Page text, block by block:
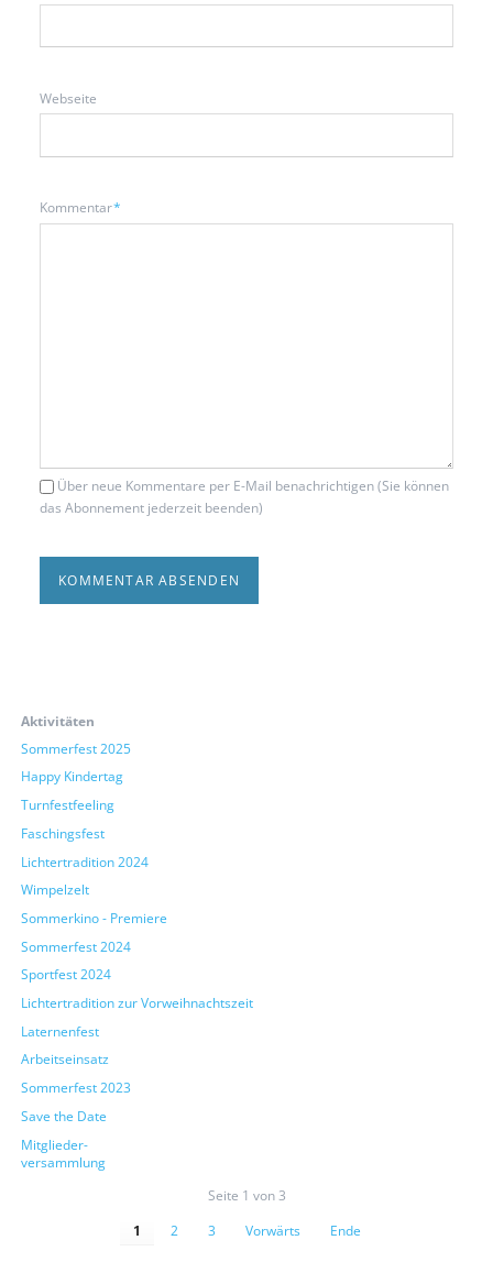
Webseite
Pflichtfeld
Kommentar*
Über neue Kommentare per E-Mail benachrichtigen (Sie können
das Abonnement jederzeit beenden)
KOMMENTAR ABSENDEN
Aktivitäten
Sommerfest 2025
Happy Kindertag
Turnfestfeeling
Faschingsfest
Lichtertradition 2024
Wimpelzelt
Sommerkino - Premiere
Sommerfest 2024
Sportfest 2024
Lichtertradition zur Vorweihnachtszeit
Laternenfest
Arbeitseinsatz
Sommerfest 2023
Save the Date
Mitglieder-
versammlung
Seite 1 von 3
1
2 3 Vorwärts Ende